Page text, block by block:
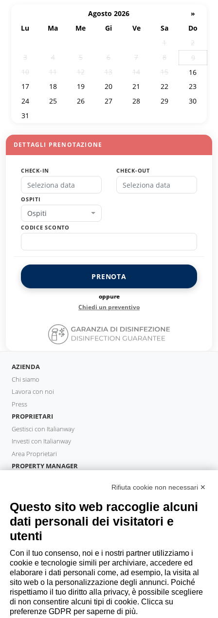
Agosto 2026
»
Lu
Ma Me Gi Ve Sa
Do
1
2
3
4 5 6 7 8
9
10
11 12 13 14 15
16
17
18 19 20 21 22
23
24
25 26 27 28 29
30
31
DETTAGLI PRENOTAZIONE
CHECK-IN CHECK-OUT
OSPITI
Ospiti
CODICE SCONTO
PRENOTA
oppure
Chiedi un preventivo
AZIENDA
Chi siamo
Lavora con noi
Press
PROPRIETARI
Gestisci con Italianway
Investi con Italianway
Area Proprietari
PROPERTY MANAGER
OSPITI
Prenota un soggiorno
Soggiorni lunghi
Esperienze per gli ospiti
Sconti per gli ospiti
Convenzioni per Aziende
booking@italianway.house
+390286882952
Rifiuta cookie non necessari ✕
Questo sito web raccoglie alcuni
dati personali dei visitatori e
utenti
Con il tuo consenso, noi e i nostri partner utilizziamo i
cookie e tecnologie simili per archiviare, accedere ed
elaborare i dati personali come, ad esempio, la visita al
sito web o la personalizzazione degli annunci. Poiché
rispettiamo il tuo diritto alla privacy, è possibile scegliere
di non consentire alcuni tipi di cookie. Clicca su
preferenze GDPR per saperne di più.